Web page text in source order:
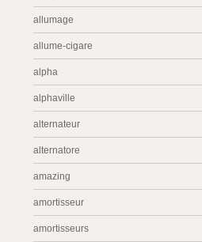
allumage
allume-cigare
alpha
alphaville
alternateur
alternatore
amazing
amortisseur
amortisseurs